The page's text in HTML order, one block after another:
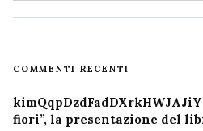
COMMENTI RECENTI
kimQqpDzdFadDXrkHWJAJiY
fiori”, la presentazione del